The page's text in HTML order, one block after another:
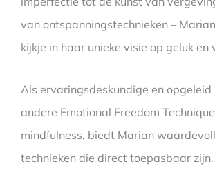
van ontspanningstechnieken –
kijkje in haar unieke visie op geluk en
Als ervaringsdeskundige en opgeleid
andere Emotional Freedom
mindfulness, biedt Marian
technieken die direct toepasbaar zijn.